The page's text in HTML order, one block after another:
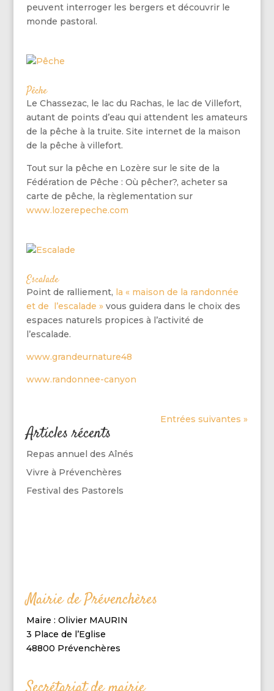
peuvent interroger les bergers et découvrir le
monde pastoral.
Pêche
Le Chassezac, le lac du Rachas, le lac de Villefort,
autant de points d’eau qui attendent les amateurs
de la pêche à la truite. Site internet de la maison
de la pêche à villefort.
Tout sur la pêche en Lozère sur le site de la
Fédération de Pêche : Où pêcher?, acheter sa
carte de pêche, la règlementation sur
www.lozerepeche.com
Escalade
Point de ralliement, la « maison de la randonnée
et de l’escalade » vous guidera dans le choix des
espaces naturels propices à l’activité de
l’escalade.
www.grandeurnature48
www.randonnee-canyon
Entrées suivantes »
Articles récents
Repas annuel des Aînés
Vivre à Prévenchères
Festival des Pastorels
Mairie de Prévenchères
Maire : Olivier MAURIN
3 Place de l’Eglise
48800 Prévenchères